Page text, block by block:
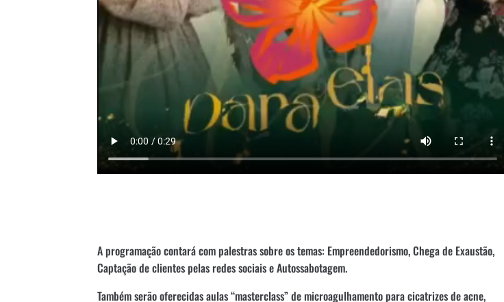
A programação contará com palestras sobre os temas: Empreendedorismo, Chega de Exaustão,
Captação de clientes pelas redes sociais e Autossabotagem.
Também serão oferecidas aulas “masterclass” de microagulhamento para cicatrizes de acne,